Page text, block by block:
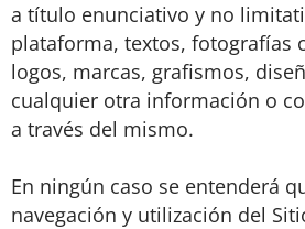
a título enunciativo y no
plataforma, textos, fotografías
logos, marcas, grafismos,
cualquier otra información o
a través del mismo.
En ningún caso se entenderá
navegación y utilización del